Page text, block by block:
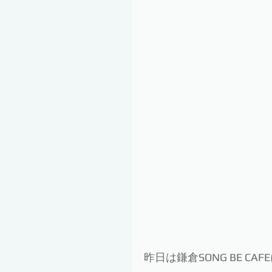
昨日は鎌倉SONG BE